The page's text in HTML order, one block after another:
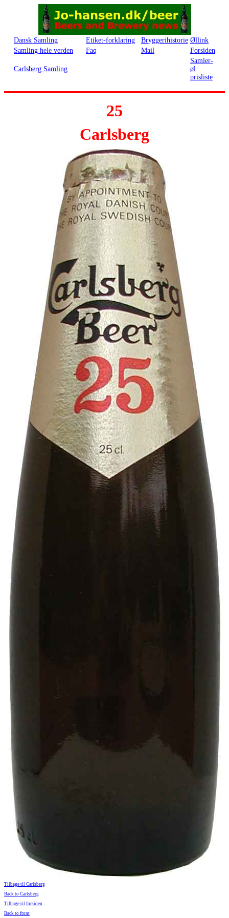
Dansk Samling Etiket-forklaring Bryggerihistorie Øllink
Samling hele verden
Faq Mail Forsiden
Carlsberg Samling
Samler-
øl
prisliste
25
Carlsberg
Tilbage til Carlsberg
Back to Carlsberg
Tilbage til forsiden
Back to front